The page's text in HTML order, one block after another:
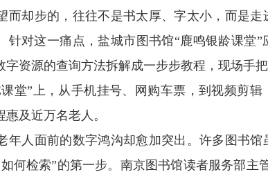
而却步的，往往不是书太厚、字太小，而是
针对这一痛点，盐城市图书馆“鹿鸣银龄课堂
资源的查询方法拆解成一步步教程，现场手把
堂”上，从手机挂号、网购车票，到视频剪
及近万名老人。
年人面前的数字鸿沟却愈加突出。许多图书
何检索”的第一步。南京图书馆读者服务部主